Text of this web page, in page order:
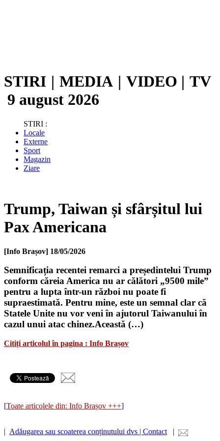
STIRI | MEDIA | VIDEO | TV
9 august 2026
STIRI :
Locale
Externe
Sport
Magazin
Ziare
Trump, Taiwan și sfârșitul lui
Pax Americana
[Info Brașov] 18/05/2026
Semnificația recentei remarci a președintelui Trump
conform căreia America nu ar călători „9500 mile”
pentru a lupta într-un război nu poate fi
supraestimată. Pentru mine, este un semnal clar că
Statele Unite nu vor veni în ajutorul Taiwanului în
cazul unui atac chinez.Această (…)
Citiți articolul în pagina : Info Brașov
[Toate articolele din: Info Brașov +++]
| Adăugarea sau scoaterea conținutului dvs | Contact |